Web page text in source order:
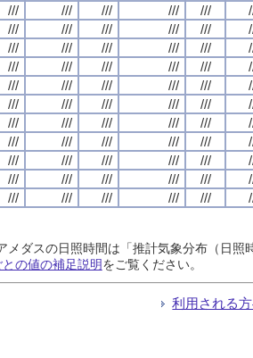
/// /// /// /// ///
/// /// /// /// ///
/// /// /// /// ///
/// /// /// /// ///
/// /// /// /// ///
/// /// /// /// ///
/// /// /// /// ///
/// /// /// /// ///
/// /// /// /// ///
/// /// /// /// ///
/// /// /// /// ///
メダスの日照時間は「推計気象分布（日
の値の補足説明をご覧ください。
利用される